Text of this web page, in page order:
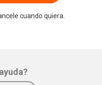
cuando quiera.